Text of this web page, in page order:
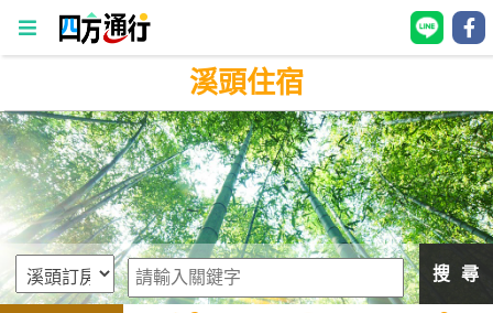
四
方
通
行
訂
房
溪頭住宿
搜 尋